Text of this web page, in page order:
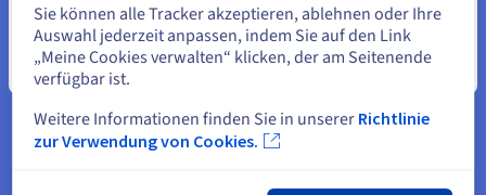
Sie sind bereit?
Account erstellen und im
Schließen
Sie können alle Tracker akzeptieren, ablehnen oder Ihre
Auswahl jederzeit anpassen, indem Sie auf den Link
„Meine Cookies verwalten“ klicken, der am Seitenende
verfügbar ist.
Weitere Informationen finden Sie in unserer Richtlinie
zur Verwendung von Cookies.